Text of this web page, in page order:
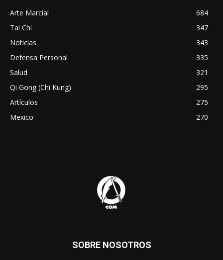
Arte Marcial
684
Tai Chi
347
Noticias
343
Defensa Personal
335
Salud
321
Qi Gong (Chi Kung)
295
Artículos
275
Mexico
270
SOBRE NOSOTROS